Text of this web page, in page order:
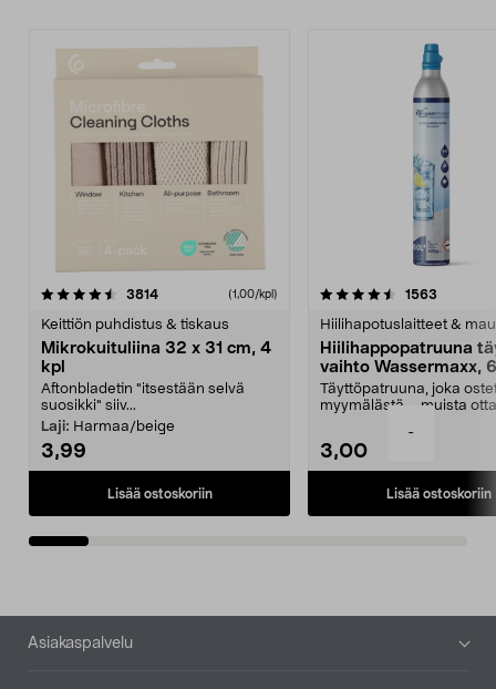
-
3814arvostelut (1,00/kpl)
Keittiön puhdistus & tiskaus
Mikrokuituliina 32 x 31 cm, 4
kpl
Aftonbladetin "itsestään selvä
suosikki" siiv...
Laji: Harmaa/beige
3,99
Lisää ostoskoriin
4.5viidestä
1563
Hiilihapotuslaitteet &
Hiilihappopatruuna
vaihto Wassermaxx,
Täyttöpatruuna, joka
myymälästä – muista
3,00
Lisää ostoskoriin
4.5viidestä
Alatunniste
Asiakaspalvelu